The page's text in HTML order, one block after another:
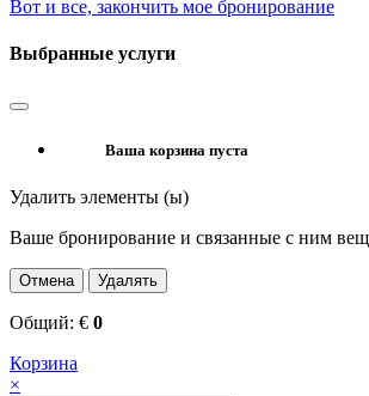
Вот и все, закончить мое бронирование
Выбранные услуги
Ваша корзина пуста
Удалить элементы (ы)
Ваше бронирование и связанные с ним
Отмена Удалять
Общий: € 0
Корзина
×